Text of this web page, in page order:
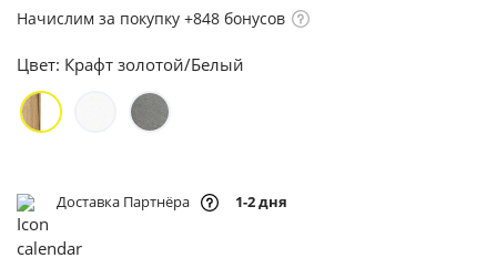
Начислим за покупку +848 бонусов
Цвет: Крафт золотой/Белый
Доставка Партнёра 1-2 дня